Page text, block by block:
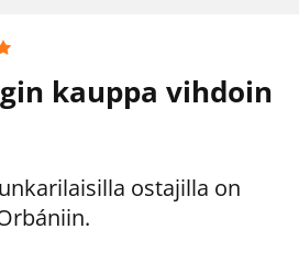
kauppa vihdoin
ostajilla on